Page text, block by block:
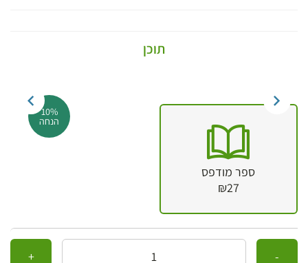
תוכן
10%
הנחה
ספר מודפס
₪27
כמות